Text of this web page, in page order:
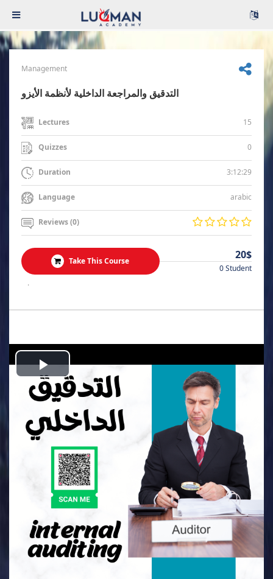
Management
التدقيق والمراجعة الداخلية لأنظمة الأيزو
Lectures 15
Quizzes 0
Duration 3:12:29
Language arabic
Reviews (0)
Take This Course 20$
0 Student
.
Play
Video